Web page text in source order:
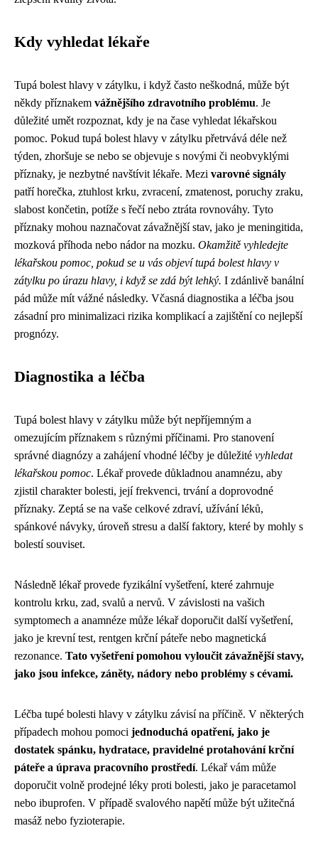
Kdy vyhledat lékaře
Tupá bolest hlavy v zátylku, i když často neškodná, může být
někdy příznakem vážnějšího zdravotního problému. Je
důležité umět rozpoznat, kdy je na čase vyhledat lékařskou
pomoc. Pokud tupá bolest hlavy v zátylku přetrvává déle než
týden, zhoršuje se nebo se objevuje s novými či neobvyklými
příznaky, je nezbytné navštívit lékaře. Mezi varovné signály
patří horečka, ztuhlost krku, zvracení, zmatenost, poruchy zraku,
slabost končetin, potíže s řečí nebo ztráta rovnováhy. Tyto
příznaky mohou naznačovat závažnější stav, jako je meningitida,
mozková příhoda nebo nádor na mozku. Okamžitě vyhledejte
lékařskou pomoc, pokud se u vás objeví tupá bolest hlavy v
zátylku po úrazu hlavy, i když se zdá být lehký. I zdánlivě banální
pád může mít vážné následky. Včasná diagnostika a léčba jsou
zásadní pro minimalizaci rizika komplikací a zajištění co nejlepší
prognózy.
Diagnostika a léčba
Tupá bolest hlavy v zátylku může být nepříjemným a
omezujícím příznakem s různými příčinami. Pro stanovení
správné diagnózy a zahájení vhodné léčby je důležité vyhledat
lékařskou pomoc. Lékař provede důkladnou anamnézu, aby
zjistil charakter bolesti, její frekvenci, trvání a doprovodné
příznaky. Zeptá se na vaše celkové zdraví, užívání léků,
spánkové návyky, úroveň stresu a další faktory, které by mohly s
bolestí souviset.
Následně lékař provede fyzikální vyšetření, které zahrnuje
kontrolu krku, zad, svalů a nervů. V závislosti na vašich
symptomech a anamnéze může lékař doporučit další vyšetření,
jako je krevní test, rentgen krční páteře nebo magnetická
rezonance. Tato vyšetření pomohou vyloučit závažnější stavy,
jako jsou infekce, záněty, nádory nebo problémy s cévami.
Léčba tupé bolesti hlavy v zátylku závisí na příčině. V některých
případech mohou pomoci jednoduchá opatření, jako je
dostatek spánku, hydratace, pravidelné protahování krční
páteře a úprava pracovního prostředí. Lékař vám může
doporučit volně prodejné léky proti bolesti, jako je paracetamol
nebo ibuprofen. V případě svalového napětí může být užitečná
masáž nebo fyzioterapie.